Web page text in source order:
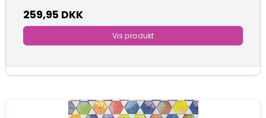
259,95 DKK
Vis produkt